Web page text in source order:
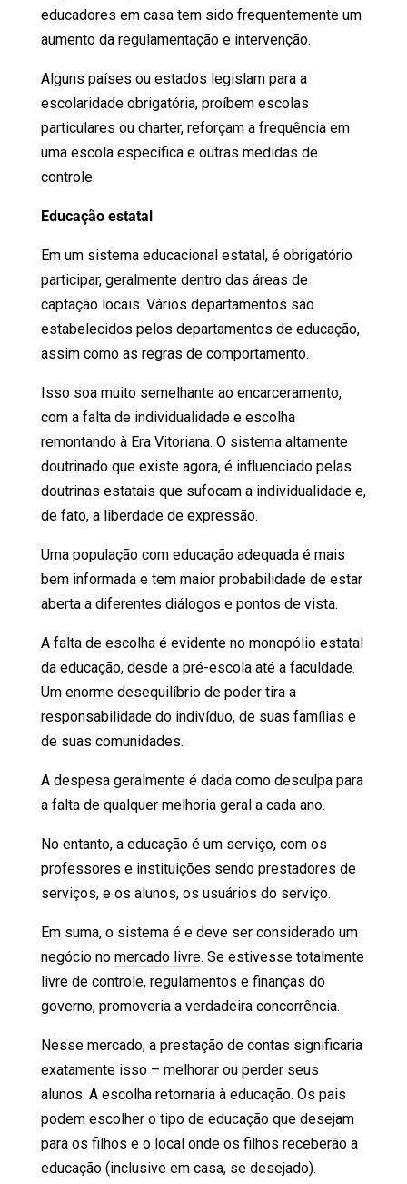
educadores em casa tem sido frequentemente um
aumento da regulamentação e intervenção.
Alguns países ou estados legislam para a
escolaridade obrigatória, proíbem escolas
particulares ou charter, reforçam a frequência em
uma escola específica e outras medidas de
controle.
Educação estatal
Em um sistema educacional estatal, é obrigatório
participar, geralmente dentro das áreas de
captação locais. Vários departamentos são
estabelecidos pelos departamentos de educação,
assim como as regras de comportamento.
Isso soa muito semelhante ao encarceramento,
com a falta de individualidade e escolha
remontando à Era Vitoriana. O sistema altamente
doutrinado que existe agora, é influenciado pelas
doutrinas estatais que sufocam a individualidade e,
de fato, a liberdade de expressão.
Uma população com educação adequada é mais
bem informada e tem maior probabilidade de estar
aberta a diferentes diálogos e pontos de vista.
A falta de escolha é evidente no monopólio estatal
da educação, desde a pré-escola até a faculdade.
Um enorme desequilíbrio de poder tira a
responsabilidade do indivíduo, de suas famílias e
de suas comunidades.
A despesa geralmente é dada como desculpa para
a falta de qualquer melhoria geral a cada ano.
No entanto, a educação é um serviço, com os
professores e instituições sendo prestadores de
serviços, e os alunos, os usuários do serviço.
Em suma, o sistema é e deve ser considerado um
negócio no mercado livre. Se estivesse totalmente
livre de controle, regulamentos e finanças do
governo, promoveria a verdadeira concorrência.
Nesse mercado, a prestação de contas significaria
exatamente isso – melhorar ou perder seus
alunos. A escolha retornaria à educação. Os pais
podem escolher o tipo de educação que desejam
para os filhos e o local onde os filhos receberão a
educação (inclusive em casa, se desejado).